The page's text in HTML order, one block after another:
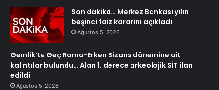
Son dakika… Merkez Bankası yılın
beşinci faiz kararını açıkladı
Ağustos 5, 2026
Gemlik’te Geç Roma-Erken Bizans dönemine ait
kalıntılar bulundu… Alan 1. derece arkeolojik SİT ilan
edildi
Ağustos 5, 2026